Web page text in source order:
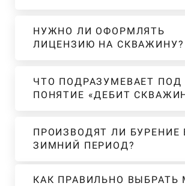
НУЖНО ЛИ ОФОРМЛЯТЬ
ЛИЦЕНЗИЮ НА СКВАЖИНУ?
ЧТО ПОДРАЗУМЕВАЕТ ПОД
ПОНЯТИЕ «ДЕБИТ
ПРОИЗВОДЯТ ЛИ БУРЕНИЕ
ЗИМНИЙ ПЕРИОД?
КАК ПРАВИЛЬНО ВЫБРАТЬ